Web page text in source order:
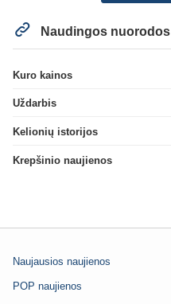
Naudingos nuorodos
Kuro kainos
Uždarbis
Kelionių istorijos
Krepšinio naujienos
Naujausios naujienos
POP naujienos